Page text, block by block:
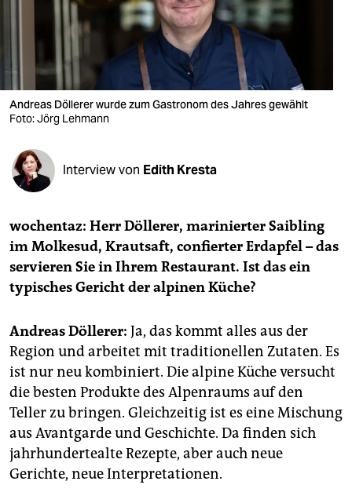
wahrheit
verlag
verlag
veranstaltungen
shop
unterstützen
abo
epaper login
Andreas Döllerer wurde zum Gastronom des Jahres gewählt
Foto: Jörg Lehmann
Interview von Edith Kresta
wochentaz: Herr Döllerer, marinierter Saibling
im Molkesud, Krautsaft, confierter Erdapfel – das
servieren Sie in Ihrem Restaurant. Ist das ein
typisches Gericht der alpinen Küche?
Andreas Döllerer: Ja, das kommt alles aus der
Region und arbeitet mit traditionellen Zutaten. Es
ist nur neu kombiniert. Die alpine Küche versucht
die besten Produkte des Alpenraums auf den
Teller zu bringen. Gleichzeitig ist es eine Mischung
aus Avantgarde und Geschichte. Da finden sich
jahrhundertealte Rezepte, aber auch neue
Gerichte, neue Interpretationen.